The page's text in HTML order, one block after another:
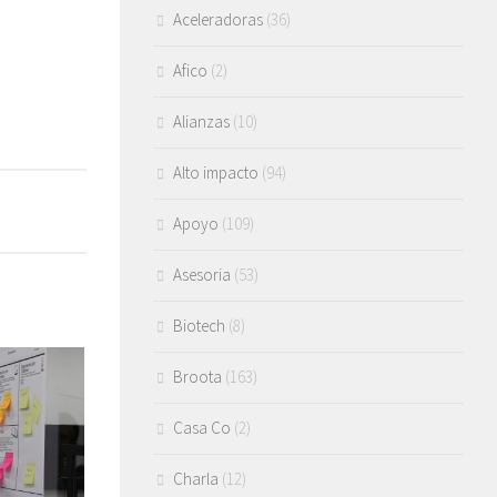
Aceleradoras (36)
Afico (2)
Alianzas (10)
Alto impacto (94)
Apoyo (109)
Asesoria (53)
Biotech (8)
Broota (163)
Casa Co (2)
Charla (12)